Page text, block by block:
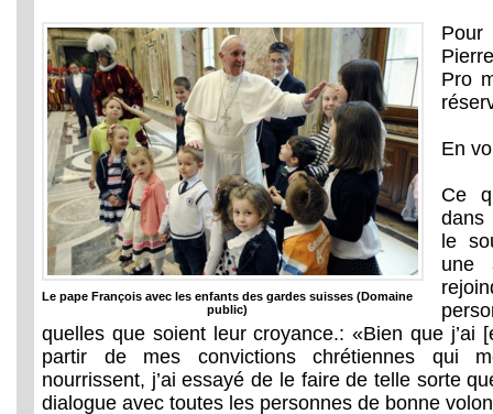
Le pape François avec les enfants des gardes suisses (Domaine
public)
Pro
En
Ce
dans
le
une
quelles que soient leur croyance.: «Bien que j’ai
partir de mes convictions chrétiennes qui
nourrissent, j’ai essayé de le faire de telle sorte
dialogue avec toutes les personnes de bonne